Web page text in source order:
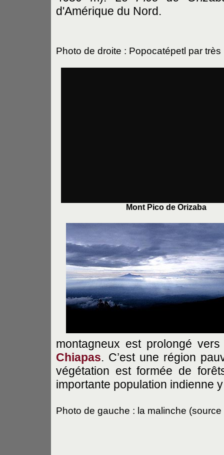
d'Amérique du Nord.
Photo de droite : Popocatépetl par
Mont Pico de Orizaba
montagneux est prolongé
Chiapas. C’est une région
végétation est formée de
importante population indienne
Photo de gauche : la malinche